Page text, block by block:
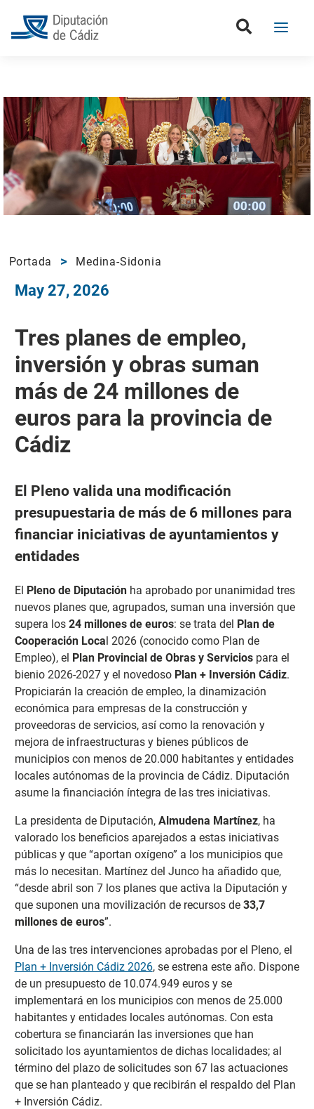
Portada Medina-Sidonia
May 27, 2026
Tres planes de empleo,
inversión y obras suman
más de 24 millones de
euros para la provincia de
Cádiz
El Pleno valida una modificación
presupuestaria de más de 6 millones para
financiar iniciativas de ayuntamientos y
entidades
El Pleno de Diputaciónha aprobado por unanimidad tres
nuevos planes que, agrupados, suman una inversión que
supera los 24 millones de euros: se trata del Plan de
Cooperación Local 2026 (conocido como Plan de
Empleo), el Plan Provincial de Obras y Servicios para el
bienio 2026-2027 y el novedoso Plan + Inversión Cádiz.
Propiciarán la creación de empleo, la dinamización
económica para empresas de la construcción y
proveedoras de servicios, así como la renovación y
mejora de infraestructuras y bienes públicos de
municipios con menos de 20.000 habitantes y entidades
locales autónomas de la provincia de Cádiz. Diputación
asume la financiación íntegra de las tres iniciativas.
La presidenta de Diputación, Almudena Martínez, ha
valorado los beneficios aparejados a estas iniciativas
públicas y que “aportan oxígeno” a los municipios que
más lo necesitan. Martínez del Junco ha añadido que,
“desde abril son 7 los planes que activa la Diputación y
que suponen una movilización de recursos de 33,7
millones de euros”.
Una de las tres intervenciones aprobadas por el Pleno, el
Plan + Inversión Cádiz 2026, se estrena este año. Dispone
de un presupuesto de 10.074.949 euros y se
implementará en los municipios con menos de 25.000
habitantes y entidades locales autónomas. Con esta
cobertura se financiarán las inversiones que han
solicitado los ayuntamientos de dichas localidades; al
término del plazo de solicitudes son 67 las actuaciones
que se han planteado y que recibirán el respaldo del Plan
+ Inversión Cádiz.